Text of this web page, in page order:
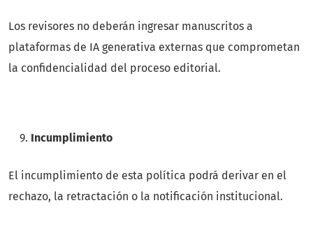
Los revisores no deberán ingresar manuscritos a
plataformas de IA generativa externas que comprometan
la confidencialidad del proceso editorial.
Incumplimiento
El incumplimiento de esta política podrá derivar en el
rechazo, la retractación o la notificación institucional.